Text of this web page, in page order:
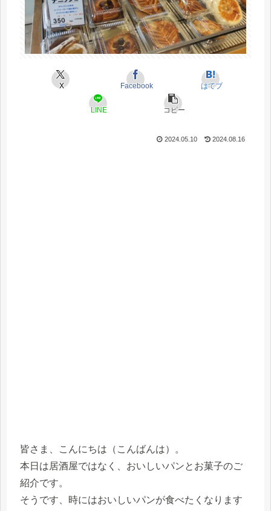
X Facebook はてブ
LINE コピー
2024.05.10 2024.08.16
皆さま、こんにちは（こんばんは）。
本日は居酒屋ではなく、おいしいパンとお菓子のご
紹介です。
そうです、時にはおいしいパンが食べたくなります